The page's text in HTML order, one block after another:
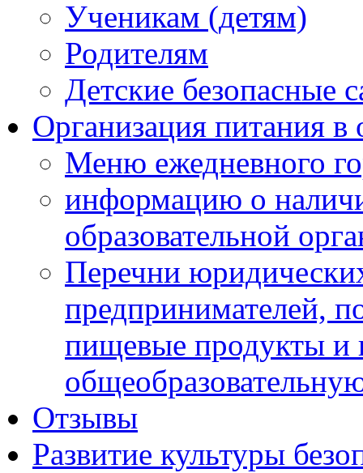
Ученикам (детям)
Родителям
Детские безопасные
Организация питания в
Меню ежедневного
информацию о
образовательной
Перечни
предпринимателей,
пищевые продукты и
Отзывы
Развитие культуры